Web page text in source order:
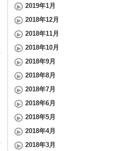
2019年1月
2018年12月
2018年11月
2018年10月
2018年9月
2018年8月
2018年7月
2018年6月
2018年5月
2018年4月
2018年3月